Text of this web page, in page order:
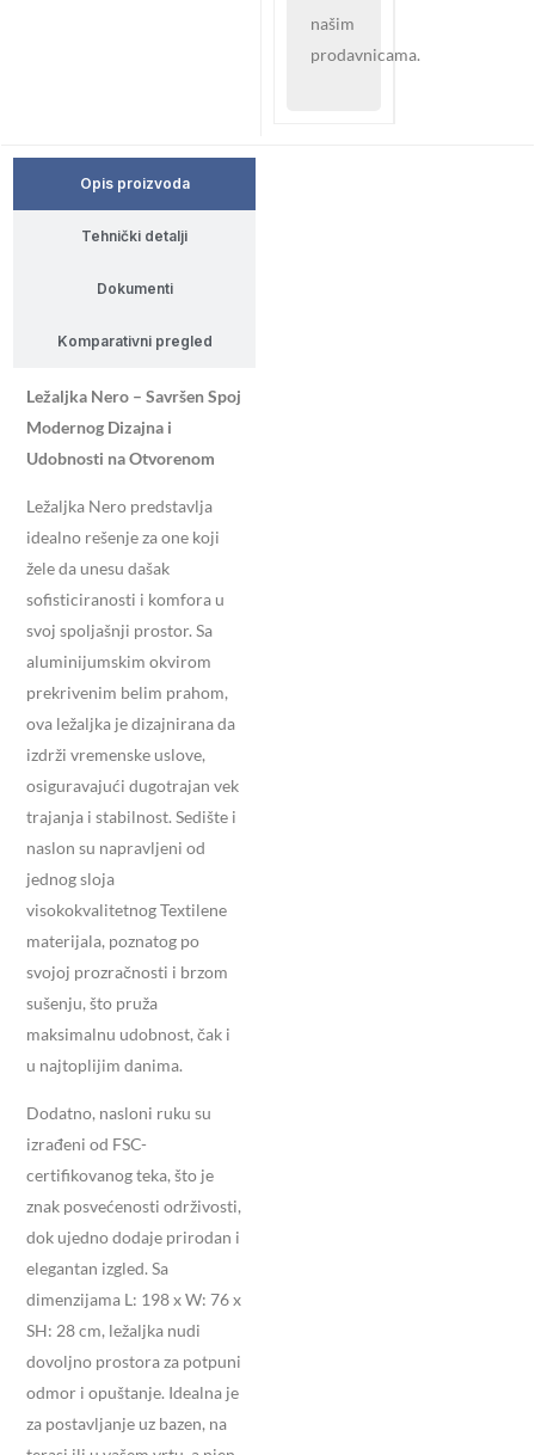
našim
prodavnicama.
Opis proizvoda
Tehnički detalji
Dokumenti
Komparativni pregled
Ležaljka Nero – Savršen Spoj
Modernog Dizajna i
Udobnosti na Otvorenom
Ležaljka Nero predstavlja
idealno rešenje za one koji
žele da unesu dašak
sofisticiranosti i komfora u
svoj spoljašnji prostor. Sa
aluminijumskim okvirom
prekrivenim belim prahom,
ova ležaljka je dizajnirana da
izdrži vremenske uslove,
osiguravajući dugotrajan vek
trajanja i stabilnost. Sedište i
naslon su napravljeni od
jednog sloja
visokokvalitetnog Textilene
materijala, poznatog po
svojoj prozračnosti i brzom
sušenju, što pruža
maksimalnu udobnost, čak i
u najtoplijim danima.
Dodatno, nasloni ruku su
izrađeni od FSC-
certifikovanog teka, što je
znak posvećenosti održivosti,
dok ujedno dodaje prirodan i
elegantan izgled. Sa
dimenzijama L: 198 x W: 76 x
SH: 28 cm, ležaljka nudi
dovoljno prostora za potpuni
odmor i opuštanje. Idealna je
za postavljanje uz bazen, na